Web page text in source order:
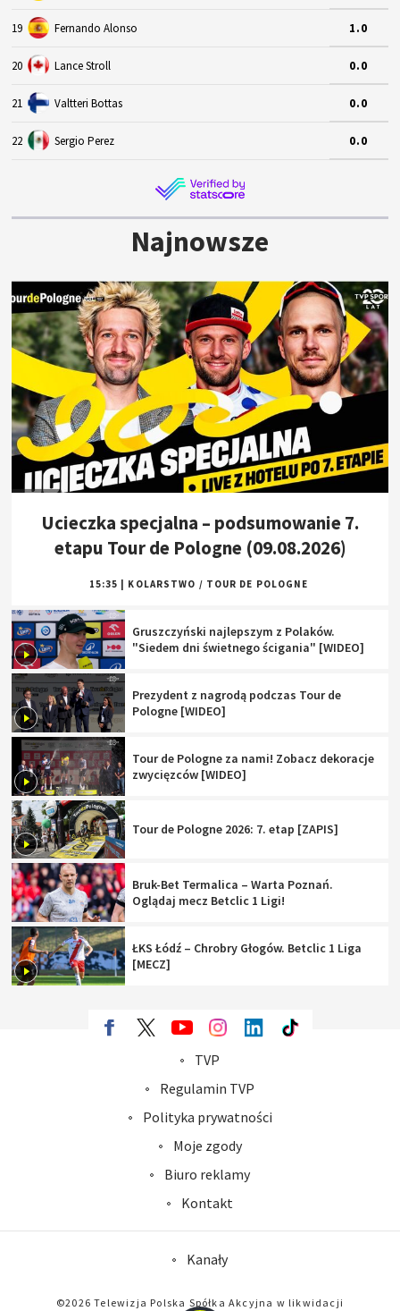
19 Fernando Alonso 1.0
20 Lance Stroll 0.0
21 Valtteri Bottas 0.0
22 Sergio Perez 0.0
Najnowsze
Ucieczka specjalna – podsumowanie 7.
etapu Tour de Pologne (09.08.2026)
15:35 KOLARSTWO / TOUR DE POLOGNE
Gruszczyński najlepszym z Polaków.
"Siedem dni świetnego ścigania" [WIDEO]
Prezydent z nagrodą podczas Tour de
Pologne [WIDEO]
Tour de Pologne za nami! Zobacz dekoracje
zwycięzców [WIDEO]
Tour de Pologne 2026: 7. etap [ZAPIS]
Bruk-Bet Termalica – Warta Poznań.
Oglądaj mecz Betclic 1 Ligi!
ŁKS Łódź – Chrobry Głogów. Betclic 1 Liga
[MECZ]
TVP
Abonament TVP
Sklep TVP
Biuro Reklamy
Oferta Handlowa
Telegazeta ogłoszenia
Emisja w TVP
Rada Programowa
Regulamin TVP
Polityka prywatności
Moje zgody
Biuro reklamy
Kontakt
Kanały
©2026 Telewizja Polska Spółka Akcyjna w likwidacji